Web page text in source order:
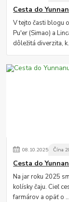
Cesta do
V tejto časti blogu
Pu'er (Simao) a
dôležitá diverzita,
08.10.2025 Čína
Cesta do
Na jar roku 2025
kolísky čaju. Cieľ
farmárov a opäť o